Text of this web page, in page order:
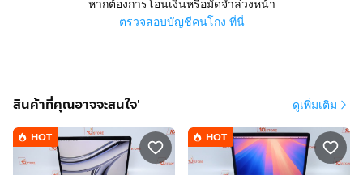
หากต้องการโอนเงินหรือมัดจำล่วงหน้า
ตรวจสอบบัญชีคนโกง ที่นี่
สินค้าที่คุณอาจจะสนใจ' ดูเพิ่มเติม
HOT HOT